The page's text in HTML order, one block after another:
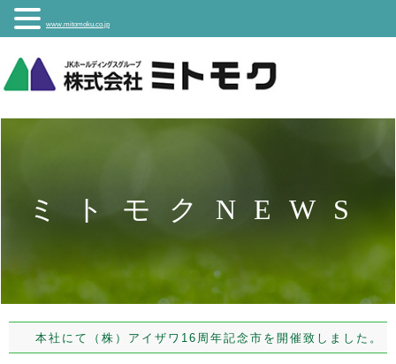
ミトモクNEWS
本社にて（株）アイザワ16周年記念市を開催致しました。
www.mitomoku.co.jp